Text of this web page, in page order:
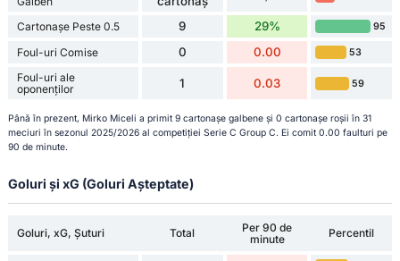
Cartonașe Peste 0.5 9 29% 95
Foul-uri Comise 0 0.00 53
Foul-uri ale
oponenților
1 0.03 59
Până în prezent, Mirko Miceli a primit 9 cartonașe galbene și 0 cartonașe roșii în 31
meciuri în sezonul 2025/2026 al competiției Serie C Group C. Ei comit 0.00 faulturi pe
90 de minute.
Goluri și xG (Goluri Așteptate)
Goluri, xG, Șuturi Total
Per 90 de
minute
Percentil